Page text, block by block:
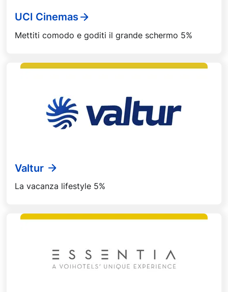
UCI Cinemas
Mettiti comodo e goditi il grande schermo 5%
Valtur
La vacanza lifestyle 5%